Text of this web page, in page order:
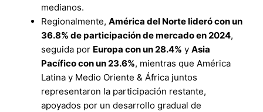
medianos.
Regionalmente,América del Norte lideró con un
36.8% de participación de mercado en 2024,
seguida por Europa con un 28.4% yAsia
Pacífico con un 23.6%, mientras que América
Latina y Medio Oriente & África juntos
representaron la participación restante,
apoyados por un desarrollo gradual de